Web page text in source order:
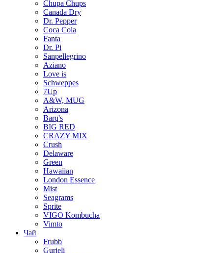
Chupa Chups
Canada Dry
Dr. Pepper
Coca Cola
Fanta
Dr. Pi
Sanpellegrino
Aziano
Love is
Schweppes
7Up
A&W, MUG
Arizona
Barq's
BIG RED
CRAZY MIX
Crush
Delaware
Green
Hawaiian
London Essence
Mist
Seagrams
Sprite
VIGO Kombucha
Vimto
Чай
Frubb
Gurieli